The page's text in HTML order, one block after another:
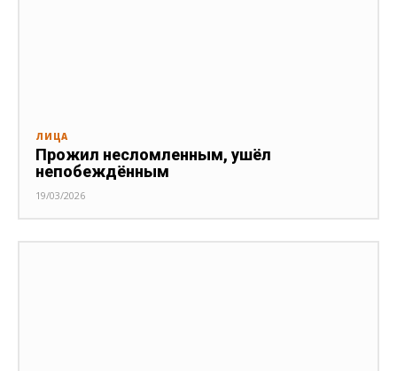
ЛИЦА
Прожил несломленным, ушёл
непобеждённым
19/03/2026